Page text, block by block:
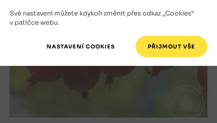
Své nastavení můžete kdykoli změnit přes odkaz „Cookies“
v patičce webu.